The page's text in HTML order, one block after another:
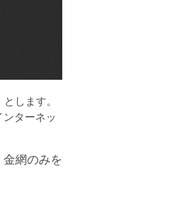
します。
ターネッ
網のみを